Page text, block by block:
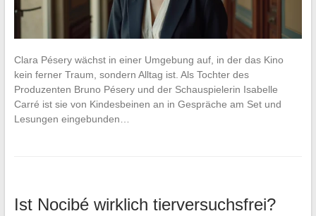
Clara Pésery wächst in einer Umgebung auf, in der das Kino
kein ferner Traum, sondern Alltag ist. Als Tochter des
Produzenten Bruno Pésery und der Schauspielerin Isabelle
Carré ist sie von Kindesbeinen an in Gespräche am Set und
Lesungen eingebunden…
Ist Nocibé wirklich tierversuchsfrei?